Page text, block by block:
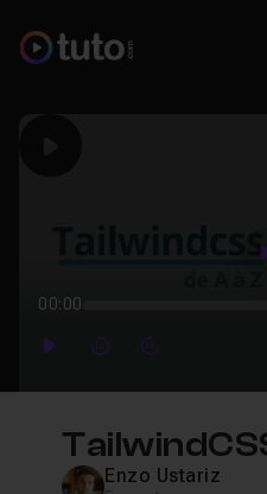
00:00
PlayForwardForward
Enzo Ustariz